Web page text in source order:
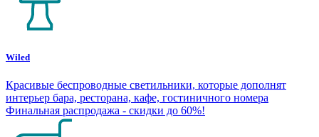
Wiled
Красивые беспроводные светильники, которые дополнят
интерьер бара, ресторана, кафе, гостиничного номера
Финальная распродажа - скидки до 60%!